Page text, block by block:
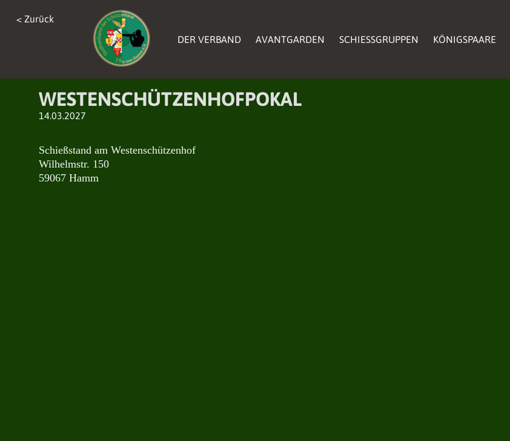
DER VERBAND AVANTGARDEN SCHIESSGRUPPEN KÖNIGSPAARE
< Zurück
DER VERBAND
AVANTGARDEN SCHIESSGRUPPEN KÖNIGSPAARE
< Zurück
DER VERBAND
AVANTGARDEN SCHIESSGRUPPEN KÖNIGSPAARE
< Zurück
WESTENSCHÜTZENHOFPOKAL
14.03.2027
Schießstand am Westenschützenhof
Wilhelmstr. 150
59067 Hamm